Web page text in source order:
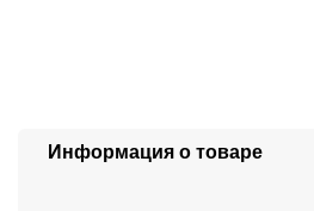
Информация о товаре